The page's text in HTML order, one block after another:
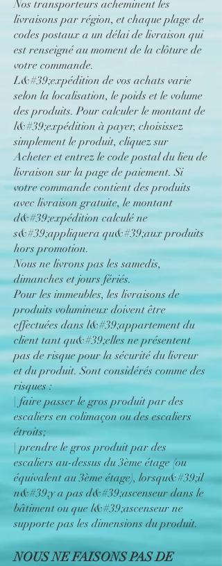
Nos transporteurs acheminent les
livraisons par région, et chaque plage de
codes postaux a un délai de livraison qui
est renseigné au moment de la clôture de
votre commande.
L&#39;expédition de vos achats varie
selon la localisation, le poids et le volume
des produits. Pour calculer le montant de
l&#39;expédition à payer, choisissez
simplement le produit, cliquez sur
Acheter et entrez le code postal du lieu de
livraison sur la page de paiement. Si
votre commande contient des produits
avec livraison gratuite, le montant
d&#39;expédition calculé ne
s&#39;appliquera qu&#39;aux produits
hors promotion.
Nous ne livrons pas les samedis,
dimanches et jours fériés.
Pour les immeubles, les livraisons de
produits volumineux doivent être
effectuées dans l&#39;appartement du
client tant qu&#39;elles ne présentent
pas de risque pour la sécurité du livreur
et du produit. Sont considérés comme des
risques :
| faire passer le gros produit par des
escaliers en colimaçon ou des escaliers
étroits;
| prendre le gros produit par des
escaliers au-dessus du 3ème étage (ou
équivalent au 3ème étage), lorsqu&#39;il
n&#39;y a pas d&#39;ascenseur dans le
bâtiment ou que l&#39;ascenseur ne
supporte pas les dimensions du produit.
NOUS NE FAISONS PAS DE